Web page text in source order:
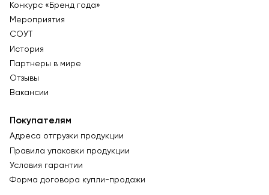
Конкурс «Бренд года»
Мероприятия
СОУТ
История
Партнеры в мире
Отзывы
Вакансии
Покупателям
Адреса отгрузки продукции
Правила упаковки продукции
Условия гарантии
Форма договора купли-продажи